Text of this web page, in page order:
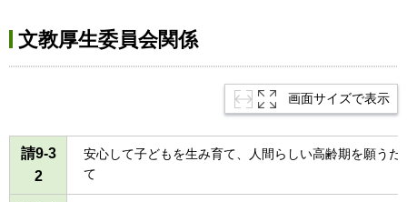
文教厚生委員会関係
画面サイズで表示
請9-3
2
安心して子どもを生み育て、人間らしい高齢期を願うた
て